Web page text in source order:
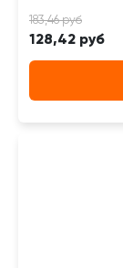
128,42 руб